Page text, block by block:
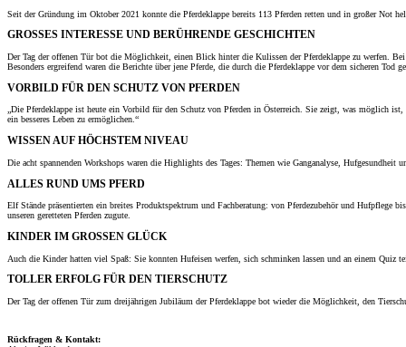
Seit der Gründung im Oktober 2021 konnte die Pferdeklappe bereits 113 Pferden retten und in großer Not
GROSSES INTERESSE UND BERÜHRENDE GESCHICHTEN
Der Tag der offenen Tür bot die Möglichkeit, einen Blick hinter die Kulissen der Pferdeklappe zu werfen.
Besonders ergreifend waren die Berichte über jene Pferde, die durch die Pferdeklappe vor dem sicheren Tod
VORBILD FÜR DEN SCHUTZ VON PFERDEN
„Die Pferdeklappe ist heute ein Vorbild für den Schutz von Pferden in Österreich. Sie zeigt, was möglich ist,
ein besseres Leben zu ermöglichen.“
WISSEN AUF HÖCHSTEM NIVEAU
Die acht spannenden Workshops waren die Highlights des Tages: Themen wie Ganganalyse,
ALLES RUND UMS PFERD
Elf Stände präsentierten ein breites Produktspektrum und Fachberatung: von Pferdezubehör und
unseren geretteten Pferden zugute.
KINDER IM GROSSEN GLÜCK
Auch die Kinder hatten viel Spaß: Sie konnten Hufeisen werfen, sich schminken lassen und an einem Quiz
TOLLER ERFOLG FÜR DEN TIERSCHUTZ
Der Tag der offenen Tür zum dreijährigen Jubiläum der Pferdeklappe bot wieder die Möglichkeit, den
Rückfragen & Kontakt: